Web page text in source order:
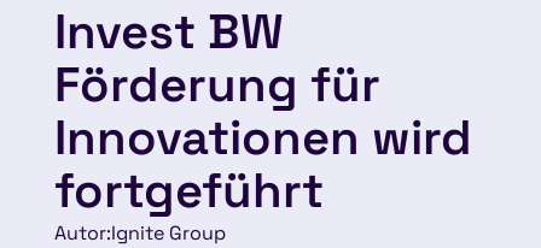
Invest BW
Förderung für
Innovationen wird
fortgeführt
Autor:Ignite Group